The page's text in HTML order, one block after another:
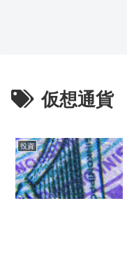
仮想通貨
投資